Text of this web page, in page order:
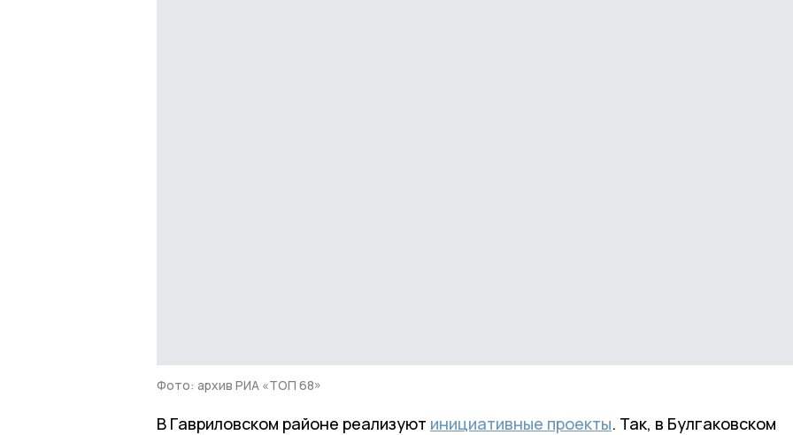
Фото: архив РИА «ТОП 68»
В Гавриловском районе реализуют инициативные проекты. Так, в Булгаковском